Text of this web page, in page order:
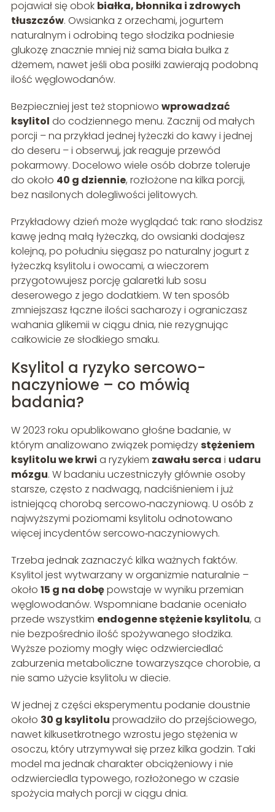
pojawiał się obok białka, błonnika i zdrowych
tłuszczów. Owsianka z orzechami, jogurtem
naturalnym i odrobiną tego słodzika podniesie
glukozę znacznie mniej niż sama biała bułka z
dżemem, nawet jeśli oba posiłki zawierają podobną
ilość węglowodanów.
Bezpieczniej jest też stopniowo wprowadzać
ksylitol do codziennego menu. Zacznij od małych
porcji – na przykład jednej łyżeczki do kawy i jednej
do deseru – i obserwuj, jak reaguje przewód
pokarmowy. Docelowo wiele osób dobrze toleruje
do około 40 g dziennie, rozłożone na kilka porcji,
bez nasilonych dolegliwości jelitowych.
Przykładowy dzień może wyglądać tak: rano słodzisz
kawę jedną małą łyżeczką, do owsianki dodajesz
kolejną, po południu sięgasz po naturalny jogurt z
łyżeczką ksylitolu i owocami, a wieczorem
przygotowujesz porcję galaretki lub sosu
deserowego z jego dodatkiem. W ten sposób
zmniejszasz łączne ilości sacharozy i ograniczasz
wahania glikemii w ciągu dnia, nie rezygnując
całkowicie ze słodkiego smaku.
Ksylitol a ryzyko sercowo-
naczyniowe – co mówią
badania?
W 2023 roku opublikowano głośne badanie, w
którym analizowano związek pomiędzystężeniem
ksylitolu we krwi a ryzykiem zawału serca i udaru
mózgu. W badaniu uczestniczyły głównie osoby
starsze, często z nadwagą, nadciśnieniem i już
istniejącą chorobą sercowo‑naczyniową. U osób z
najwyższymi poziomami ksylitolu odnotowano
więcej incydentów sercowo‑naczyniowych.
Trzeba jednak zaznaczyć kilka ważnych faktów.
Ksylitol jest wytwarzany w organizmie naturalnie –
około 15 g na dobępowstaje w wyniku przemian
węglowodanów. Wspomniane badanie oceniało
przede wszystkim endogenne stężenie ksylitolu, a
nie bezpośrednio ilość spożywanego słodzika.
Wyższe poziomy mogły więc odzwierciedlać
zaburzenia metaboliczne towarzyszące chorobie, a
nie samo użycie ksylitolu w diecie.
W jednej z części eksperymentu podanie doustnie
około 30 g ksylitolu prowadziło do przejściowego,
nawet kilkusetkrotnego wzrostu jego stężenia w
osoczu, który utrzymywał się przez kilka godzin. Taki
model ma jednak charakter obciążeniowy i nie
odzwierciedla typowego, rozłożonego w czasie
spożycia małych porcji w ciągu dnia.